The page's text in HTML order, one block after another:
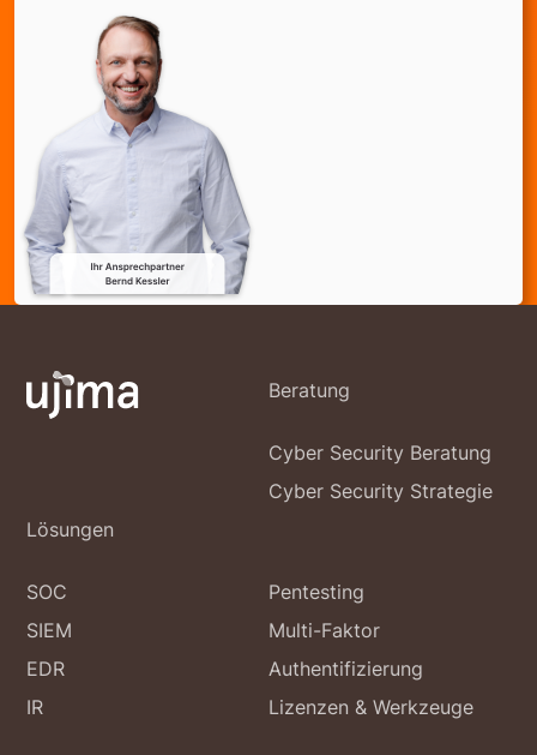
Beratung
Cyber Security Beratung
Cyber Security Strategie
Lösungen
SOC
SIEM
EDR
IR
Pentesting
Multi-Faktor
Authentifizierung
Lizenzen & Werkzeuge